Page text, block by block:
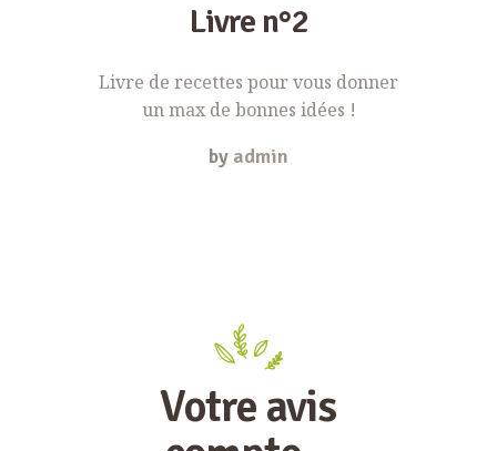
Livre n°2
Livre de recettes pour vous donner
un max de bonnes idées !
by admin
Votre avis